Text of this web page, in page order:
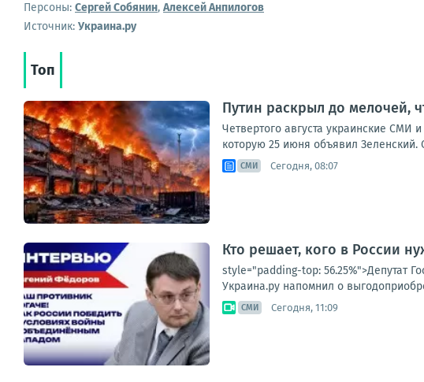
Персоны: Сергей Собянин, Алексей Анпилогов
Источник: Украина.ру
Топ
Путин раскрыл до мелочей,
Четвертого августа украинские
которую 25 июня объявил Зеленский.
СМИ Сегодня, 08:07
Кто решает, кого в России
style="padding-top: 56.25%">Депутат
Украина.ру напомнил о
СМИ Сегодня, 11:09